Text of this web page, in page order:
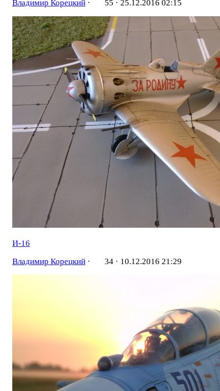
Владимир Корецкий· 55 · 25.12.2016 02:15
И-16
Владимир Корецкий· 34 · 10.12.2016 21:29